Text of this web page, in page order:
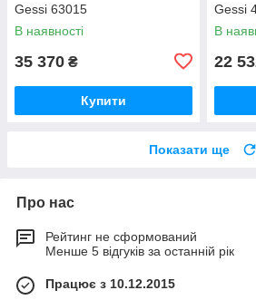
Gessi 63015
В наявності
35 370 ₴
Купити
Gessi
В
22
Показати ще
Про нас
Рейтинг не сформований
Менше 5 відгуків за останній рік
Працює з 10.12.2015